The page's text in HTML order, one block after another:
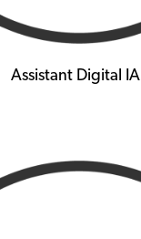
Assistant Digital IA